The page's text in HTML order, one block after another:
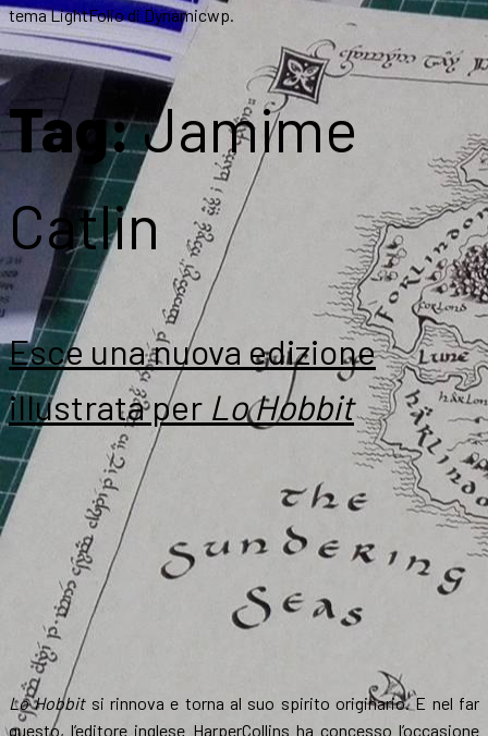
tema LightFolio di Dynamicwp.
Tag:Jamime
Catlin
Esce una nuova edizione
illustrata per Lo Hobbit
Lo Hobbitsi rinnova e torna al suo spirito originario. E nel far
questo, l’editore inglese HarperCollins ha concesso l’occasione